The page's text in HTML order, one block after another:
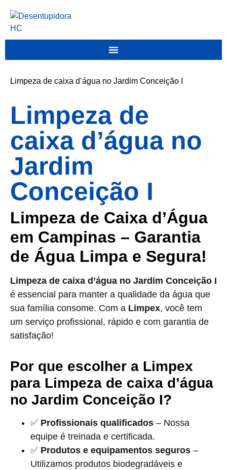
Limpeza de caixa d’água no Jardim Conceição I
Limpeza de
caixa d’água no
Jardim
Conceição I
Limpeza de Caixa d’Água
em Campinas – Garantia
de Água Limpa e Segura!
Limpeza de caixa d’água no Jardim Conceição I
é essencial para manter a qualidade da água que
sua família consome. Com a Limpex, você tem
um serviço profissional, rápido e com garantia de
satisfação!
Por que escolher a Limpex
para Limpeza de caixa d’água
no Jardim Conceição I?
✅ Profissionais qualificados – Nossa
equipe é treinada e certificada.
✅ Produtos e equipamentos seguros –
Utilizamos produtos biodegradáveis e